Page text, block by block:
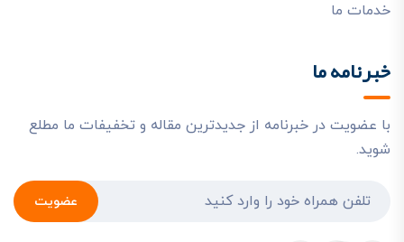
خدمات ما
خبرنامه ما
با عضویت در خبرنامه از جدیدترین مقاله و تخفیفات ما مطلع
شوید.
عضویت